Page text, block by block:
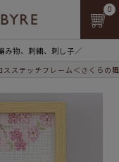
み物、刺繍、刺し子／
0
スステッチフレーム＜さくらの